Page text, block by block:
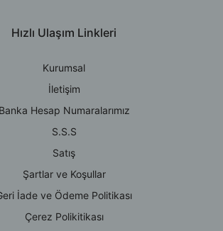
Hızlı Ulaşım Linkleri
Kurumsal
İletişim
Banka Hesap Numaralarımız
S.S.S
Satış
Şartlar ve Koşullar
İade ve Ödeme Politikası
Çerez Polikitikası